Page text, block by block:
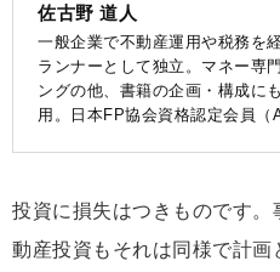
佐古野 道人
一般企業で不動産運用や税務を
ランナーとして独立。マネー専
ングの他、書籍の企画・構成に
用。日本FP協会資格認定会員（
投資に損失はつきものです
動産投資もそれは同様で計